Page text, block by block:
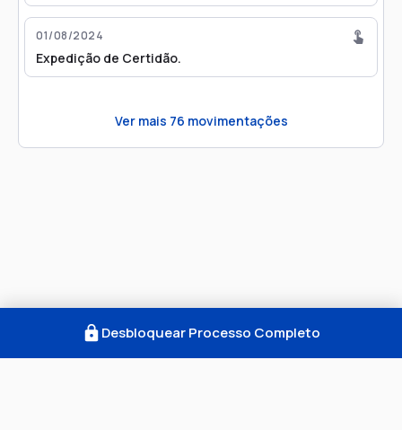
01/08/2024
Expedição de Certidão.
Ver mais 76 movimentações
Desbloquear Processo Completo